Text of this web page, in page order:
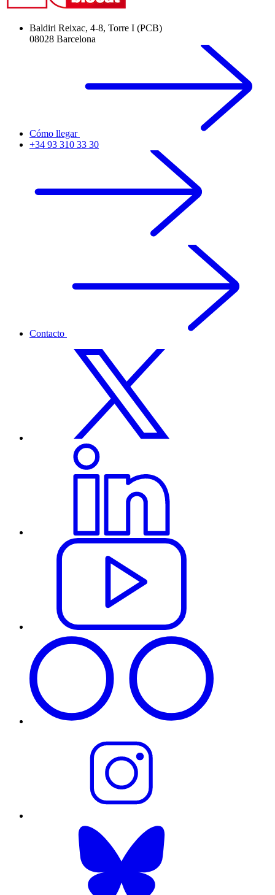
Baldiri Reixac, 4-8, Torre I (PCB)
08028 Barcelona
Cómo llegar
+34 93 310 33 30
Contacto